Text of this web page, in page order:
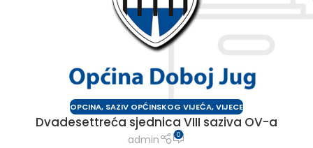
OPCINA, SAZIV OPĆINSKOG VIJEĆA,VIJECE
Dvadesettreća sjednica VIII saziva OV-a
admin 0